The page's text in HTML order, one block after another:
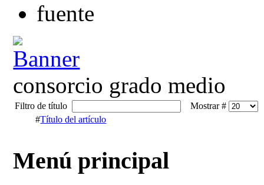
consorcio grado medio
Filtro de título
Mostrar #
#Título del artículo
Menú principal